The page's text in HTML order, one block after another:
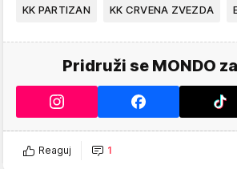
KK PARTIZAN KK CRVENA ZVEZDA
Pridruži se MONDO
Reaguj 1